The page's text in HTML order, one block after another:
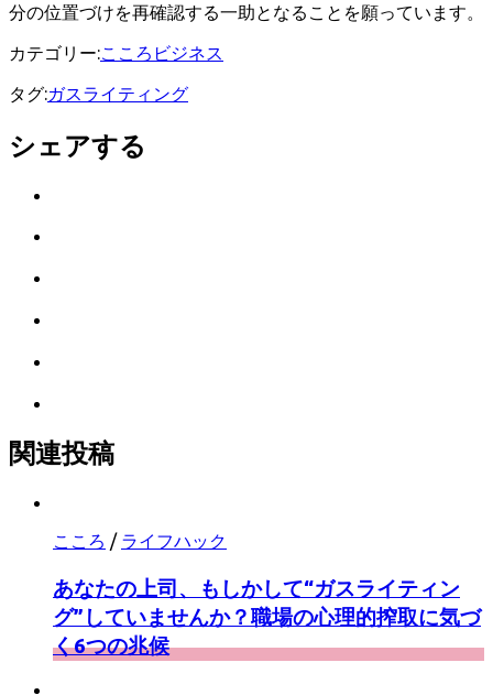
分の位置づけを再確認する一助となることを願っています。
カテゴリー:こころ ビジネス
タグ:ガスライティング
シェアする
に
保
購
読
関連投稿
こころ / ライフハック
あなたの上司、もしかして“ガスライティン
グ”していませんか？職場の心理的搾取に気づ
く6つの兆候